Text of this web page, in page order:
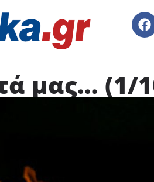
μας… (1/